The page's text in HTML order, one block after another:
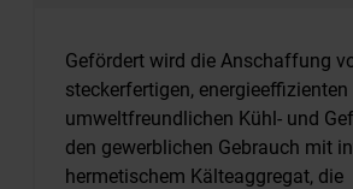
Gefördert wird die Anschaffung
steckerfertigen, energieeffizienten
umweltfreundlichen Kühl- und
den gewerblichen Gebrauch mit
hermetischem Kälteaggregat, die